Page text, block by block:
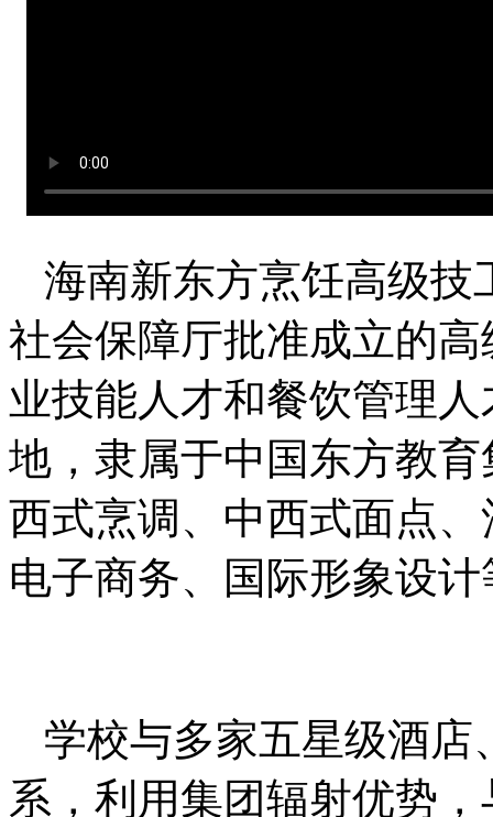
海南新东方烹饪高级技
社会保障厅批准成立的
业技能人才和餐饮管理
地，隶属于中国东方教
西式烹调、中西式面点
电子商务、国际形象设
学校与多家五星级酒店
系，利用集团辐射优势